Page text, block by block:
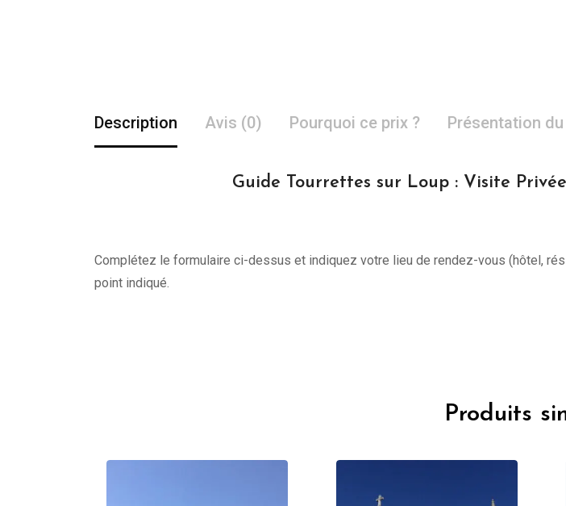
Description Avis (0) Pourquoi ce prix ? Présentation
Guide Tourrettes sur Loup : Visite
Complétez le formulaire ci-dessus et indiquez votre lieu de rendez-vous (hôtel,
point indiqué.
Produits